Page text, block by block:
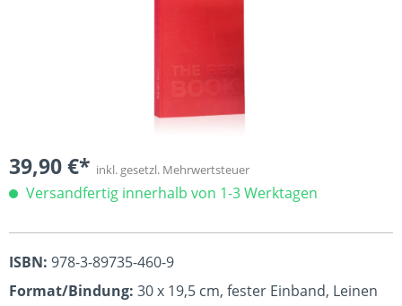
39,90 €* inkl. gesetzl. Mehrwertsteuer
Versandfertig innerhalb von 1-3 Werktagen
ISBN: 978-3-89735-460-9
Format/Bindung: 30 x 19,5 cm, fester Einband, Leinen